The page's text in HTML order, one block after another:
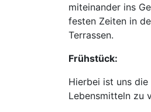
miteinander ins
festen Zeiten in
Terrassen.
Frühstück:
Hierbei ist uns
Lebensmitteln zu